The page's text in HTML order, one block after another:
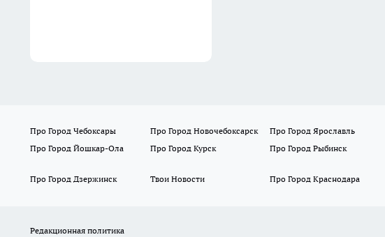
Про Город Чебоксары Про Город Новочебоксарск Про Город Ярославль
Про Город Йошкар-Ола
Про Город Курск Про Город Рыбинск
Про Город Дзержинск
Твои Новости Про Город Краснодара
Редакционная политика